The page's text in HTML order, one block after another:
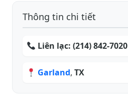
Thông tin chi tiết
Liên lạc:(214) 842-7020
Garland,TX